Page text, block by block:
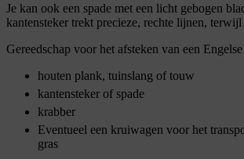
Je kan ook een spade met een licht gebogen
kantensteker trekt precieze, rechte lijnen,
Gereedschap voor het afsteken van een
houten plank, tuinslang of touw
kantensteker of spade
krabber
Eventueel een kruiwagen voor het
gras